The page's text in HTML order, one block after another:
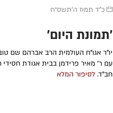
כ"ד תמוז ה׳תשס״ח
'תמונת היום'
יו"ר אגו"ח העולמית הרב אברהם שם
חב"ד. לסיפור המלא